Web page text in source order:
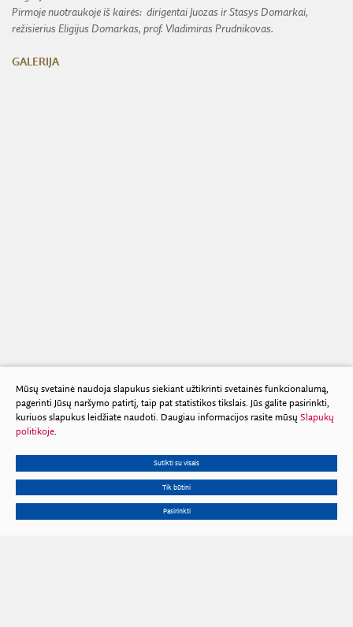
Pirmoje nuotraukoje iš kairės: dirigentai Juozas ir Stasys Domarkai,
režisierius Eligijus Domarkas, prof. Vladimiras Prudnikovas.
GALERIJA
Mūsų svetainė naudoja slapukus siekiant užtikrinti svetainės funkcionalumą,
pagerinti Jūsų naršymo patirtį, taip pat statistikos tikslais. Jūs galite pasirinkti,
kuriuos slapukus leidžiate naudoti. Daugiau informacijos rasite mūsų Slapukų
politikoje.
Sutikti su visais
Tik būtini
Pasirinkti